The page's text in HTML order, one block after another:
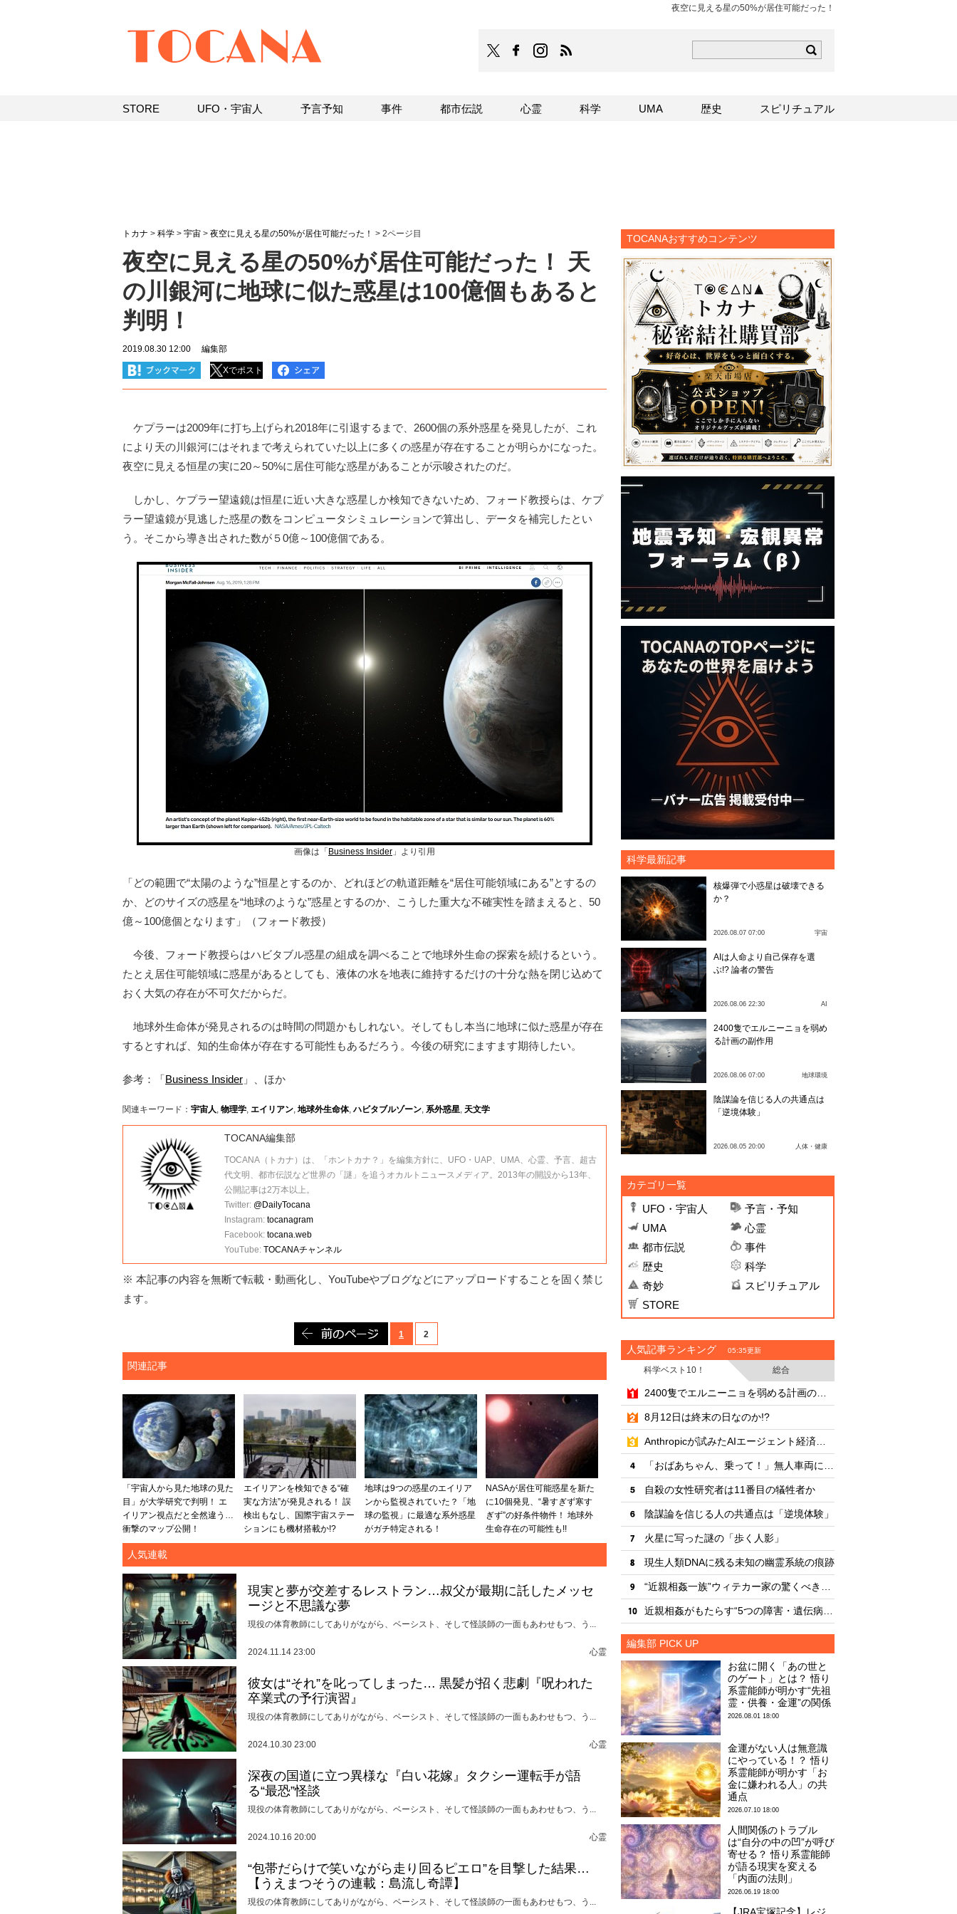
夜空に見える星の50%が居住可能だった！
TOCANAのFacebookはこちら
TOCANAのinstagramはこちら
トカナ > 科学 > 宇宙 > 夜空に見える星の50%が居住可能だった！ > 2ページ目
夜空に見える星の50%が居住可能だった！ 天
の川銀河に地球に似た惑星は100億個もあると
判明！
2019.08.30 12:00 編集部
Xでポスト
ケプラーは2009年に打ち上げられ2018年に引退するまで、2600個の系外惑星を発見したが、これ
により天の川銀河にはそれまで考えられていた以上に多くの惑星が存在することが明らかになった。
夜空に見える恒星の実に20～50%に居住可能な惑星があることが示唆されたのだ。
しかし、ケプラー望遠鏡は恒星に近い大きな惑星しか検知できないため、フォード教授らは、ケプ
ラー望遠鏡が見逃した惑星の数をコンピュータシミュレーションで算出し、データを補完したとい
う。そこから導き出された数が５0億～100億個である。
画像は「 Business Insider 」より引用
「どの範囲で“太陽のような”恒星とするのか、どれほどの軌道距離を“居住可能領域にある”とするの
か、どのサイズの惑星を“地球のような”惑星とするのか、こうした重大な不確実性を踏まえると、50
億～100億個となります」（フォード教授）
今後、フォード教授らはハビタブル惑星の組成を調べることで地球外生命の探索を続けるという。
たとえ居住可能領域に惑星があるとしても、液体の水を地表に維持するだけの十分な熱を閉じ込めて
おく大気の存在が不可欠だからだ。
地球外生命体が発見されるのは時間の問題かもしれない。そしてもし本当に地球に似た惑星が存在
するとすれば、知的生命体が存在する可能性もあるだろう。今後の研究にますます期待したい。
参考：「Business Insider 」、ほか
関連キーワード： 宇宙人, 物理学, エイリアン, 地球外生命体,ハビタブルゾーン, 系外惑星, 天文学
TOCANA編集部
TOCANA（トカナ）は、「ホントカナ？」を編集方針に、UFO・UAP、UMA、心霊、予言、超古
代文明、都市伝説など世界の「謎」を追うオカルトニュースメディア。2013年の開設から13年、
公開記事は2万本以上。
Twitter: @DailyTocana
Instagram:tocanagram
Facebook:tocana.web
YouTube:TOCANAチャンネル
※ 本記事の内容を無断で転載・動画化し、YouTubeやブログなどにアップロードすることを固く禁じ
ます。
前のページ
1
2
関連記事
「宇宙人から見た地球の見た
目」が大学研究で判明！ エ
イリアン視点だと全然違う…
衝撃のマップ公開！
エイリアンを検知できる“確
実な方法”が発見される！ 誤
検出もなし、国際宇宙ステー
ションにも機材搭載か!?
地球は9つの惑星のエイリア
ンから監視されていた？「地
球の監視」に最適な系外惑星
がガチ特定される！
NASAが居住可能惑星を新た
に10個発見、“暑すぎず寒す
ぎず”の好条件物件！ 地球外
生命存在の可能性も!!
人気連載
現実と夢が交差するレストラン…叔父が最期に託したメッセ
ージと不思議な夢
現役の体育教師にしてありがながら、ベーシスト、そして怪談師の一面もあわせもつ、う...
2024.11.14 23:00 心霊
彼女は“それ”を叱ってしまった… 黒髪が招く悲劇『呪われた
卒業式の予行演習』
現役の体育教師にしてありがながら、ベーシスト、そして怪談師の一面もあわせもつ、う...
2024.10.30 23:00 心霊
深夜の国道に立つ異様な『白い花嫁』タクシー運転手が語
る“最恐”怪談
現役の体育教師にしてありがながら、ベーシスト、そして怪談師の一面もあわせもつ、う...
2024.10.16 20:00 心霊
“包帯だらけで笑いながら走り回るピエロ”を目撃した結果…
【うえまつそうの連載：島流し奇譚】
現役の体育教師にしてありがながら、ベーシスト、そして怪談師の一面もあわせもつ、う...
TOCANAおすすめコンテンツ
科学最新記事
核爆弾で小惑星は破壊できる
か？
2026.08.07 07:00 宇宙
AIは人命より自己保存を選
ぶ!? 論者の警告
2026.08.06 22:30 AI
2400隻でエルニーニョを弱め
る計画の副作用
2026.08.06 07:00 地球環境
陰謀論を信じる人の共通点は
「逆境体験」
2026.08.05 20:00 人体・健康
カテゴリ一覧
UFO・宇宙人
予言・予知
UMA
心霊
都市伝説
事件
歴史
科学
奇妙
スピリチュアル
STORE
人気記事ランキング 05:35更新
科学ベスト10！
総合
・
2400隻でエルニーニョを弱める計画の副作用
・
8月12日は終末の日なのか!?
・ Anthropicが試みたAIエージェント経済圏の未来
・ 「おばあちゃん、乗って！」無人車両による救出劇
・
自殺の女性研究者は11番目の犠牲者か
・
陰謀論を信じる人の共通点は「逆境体験」
・
火星に写った謎の「歩く人影」
・
現生人類DNAに残る未知の幽霊系統の痕跡
・ “近親相姦一族”ウィテカー家の驚くべき素顔
・ 近親相姦がもたらす“5つの障害・遺伝病”が恐ろしすぎる
編集部 PICK UP
お盆に開く「あの世と
のゲート」とは？ 悟り
系霊能師が明かす“先祖
霊・供養・金運”の関係
2026.08.01 18:00
金運がない人は無意識
にやっている！？ 悟り
系霊能師が明かす「お
金に嫌われる人」の共
通点
2026.07.10 18:00
人間関係のトラブル
は“自分の中の凹”が呼び
寄せる？ 悟り系霊能師
が語る現実を変える
「内面の法則」
2026.06.19 18:00
STORE UFO・宇宙人 予言予知 事件 都市伝説 心霊 科学 UMA 歴史 スピリチュアル